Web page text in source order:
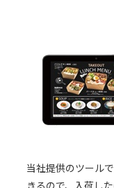
当社提供のツール